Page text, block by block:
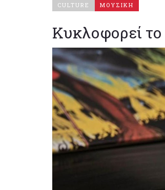
CULTURE ΜΟΥΣΙΚΗ
Κυκλοφορεί